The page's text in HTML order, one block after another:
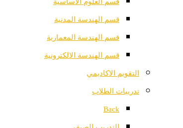
قسم العلوم الاساسية
قسم الهندسة المدنية
قسم الهندسة المعمارية
قسم الهندسة الالكترونية
التقويم الاكاديمي
تدريبات الطلاب
Back